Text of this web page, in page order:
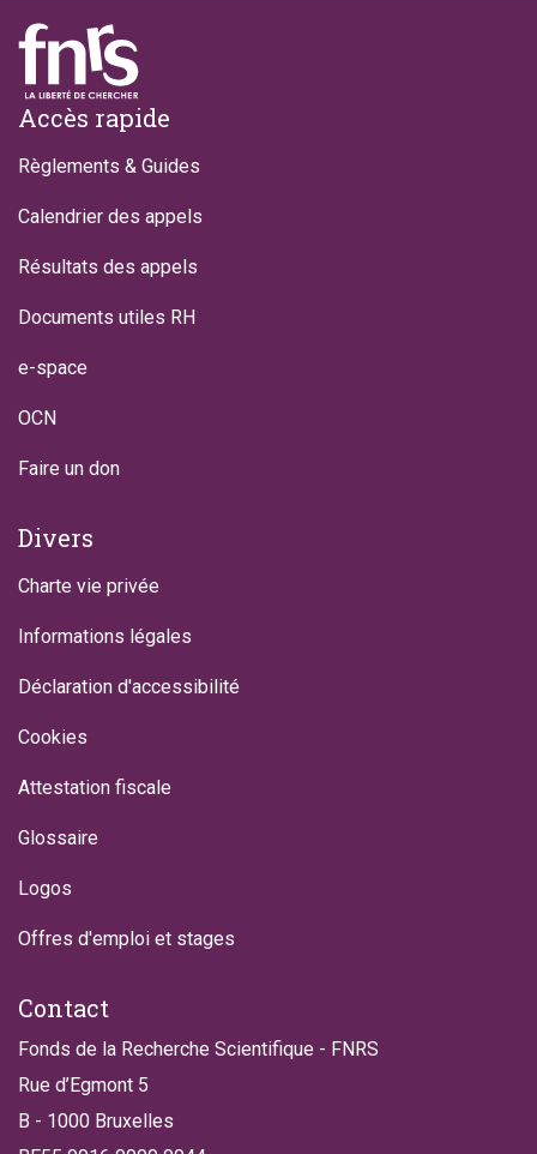
Footer
Accès rapide
Règlements & Guides
Calendrier des appels
Résultats des appels
Documents utiles RH
e-space
OCN
Faire un don
Divers
Charte vie privée
Informations légales
Déclaration d'accessibilité
Cookies
Attestation fiscale
Glossaire
Logos
Offres d'emploi et stages
Contact
Fonds de la Recherche Scientifique - FNRS
Rue d’Egmont 5
B - 1000 Bruxelles